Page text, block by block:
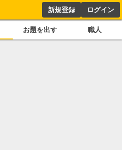
新規登録 ログイン
お題を出す 職人